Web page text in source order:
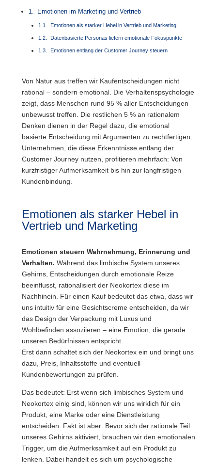
Emotionen im Marketing und Vertrieb
Emotionen als starker Hebel in Vertrieb und Marketing
Datenbasierte Personas liefern emotionale Fokuspunkte
Emotionen entlang der Customer Journey steuern
Von Natur aus treffen wir Kaufentscheidungen nicht
rational – sondern emotional. Die Verhaltenspsychologie
zeigt, dass Menschen rund 95 % aller Entscheidungen
unbewusst treffen. Die restlichen 5 % an rationalem
Denken dienen in der Regel dazu, die emotional
basierte Entscheidung mit Argumenten zu rechtfertigen.
Unternehmen, die diese Erkenntnisse entlang der
Customer Journey nutzen, profitieren mehrfach: Von
kurzfristiger Aufmerksamkeit bis hin zur langfristigen
Kundenbindung.
Emotionen als starker Hebel in
Vertrieb und Marketing
Emotionen steuern Wahrnehmung, Erinnerung und
Verhalten. Während das limbische System unseres
Gehirns, Entscheidungen durch emotionale Reize
beeinflusst, rationalisiert der Neokortex diese im
Nachhinein. Für einen Kauf bedeutet das etwa, dass wir
uns intuitiv für eine Gesichtscreme entscheiden, da wir
das Design der Verpackung mit Luxus und
Wohlbefinden assoziieren – eine Emotion, die gerade
unseren Bedürfnissen entspricht.
Erst dann schaltet sich der Neokortex ein und bringt uns
dazu, Preis, Inhaltsstoffe und eventuell
Kundenbewertungen zu prüfen.
Das bedeutet: Erst wenn sich limbisches System und
Neokortex einig sind, können wir uns wirklich für ein
Produkt, eine Marke oder eine Dienstleistung
entscheiden. Fakt ist aber: Bevor sich der rationale Teil
unseres Gehirns aktiviert, brauchen wir den emotionalen
Trigger, um die Aufmerksamkeit auf ein Produkt zu
lenken. Dabei handelt es sich um psychologische